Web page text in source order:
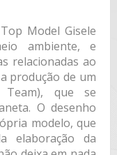
Model Gisele
ambiente, e
relacionadas ao
produção de um
que se
O desenho
modelo, que
elaboração da